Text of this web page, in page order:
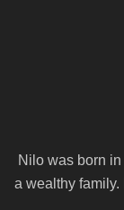
Nilo was born
a wealthy family.